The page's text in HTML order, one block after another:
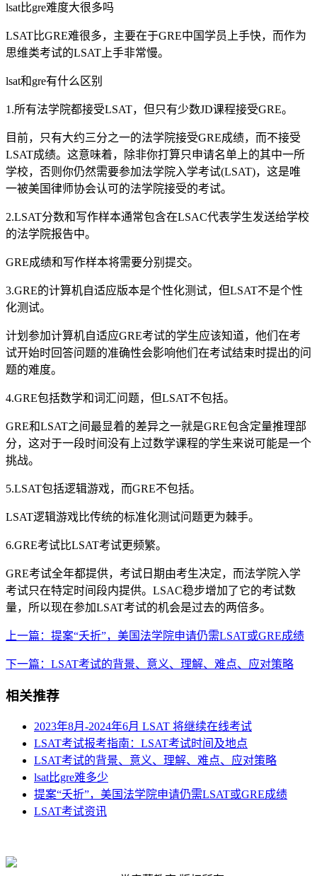
lsat比gre难度大很多吗
LSAT比GRE难很多，主要在于GRE中国学员上手快，而作为
思维类考试的LSAT上手非常慢。
lsat和gre有什么区别
1.所有法学院都接受LSAT，但只有少数JD课程接受GRE。
目前，只有大约三分之一的法学院接受GRE成绩，而不接受
LSAT成绩。这意味着，除非你打算只申请名单上的其中一所
学校，否则你仍然需要参加法学院入学考试(LSAT)，这是唯
一被美国律师协会认可的法学院接受的考试。
2.LSAT分数和写作样本通常包含在LSAC代表学生发送给学校
的法学院报告中。
GRE成绩和写作样本将需要分别提交。
3.GRE的计算机自适应版本是个性化测试，但LSAT不是个性
化测试。
计划参加计算机自适应GRE考试的学生应该知道，他们在考
试开始时回答问题的准确性会影响他们在考试结束时提出的问
题的难度。
4.GRE包括数学和词汇问题，但LSAT不包括。
GRE和LSAT之间最显着的差异之一就是GRE包含定量推理部
分，这对于一段时间没有上过数学课程的学生来说可能是一个
挑战。
5.LSAT包括逻辑游戏，而GRE不包括。
LSAT逻辑游戏比传统的标准化测试问题更为棘手。
6.GRE考试比LSAT考试更频繁。
GRE考试全年都提供，考试日期由考生决定，而法学院入学
考试只在特定时间段内提供。LSAC稳步增加了它的考试数
量，所以现在参加LSAT考试的机会是过去的两倍多。
上一篇：提案“夭折”，美国法学院申请仍需LSAT或GRE成绩
下一篇：LSAT考试的背景、意义、理解、难点、应对策略
相关推荐
2023年8月-2024年6月 LSAT 将继续在线考试
LSAT考试报考指南：LSAT考试时间及地点
LSAT考试的背景、意义、理解、难点、应对策略
lsat比gre难多少
提案“夭折”，美国法学院申请仍需LSAT或GRE成绩
LSAT考试资讯